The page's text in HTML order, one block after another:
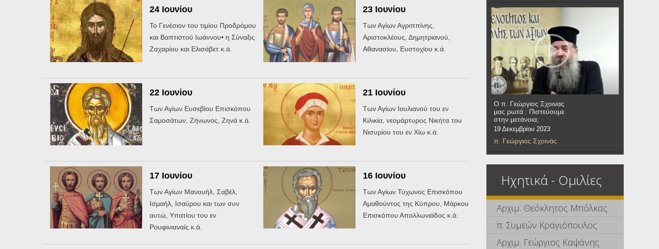
24 Ιουνίου
Το Γενέσιον του τιμίου Προδρόμου
και Βαπτιστού Ιωάννου• η Σύναξις
Ζαχαρίου και Ελισάβετ κ.ά.
23 Ιουνίου
Των Αγίων Αγριππίνης,
Αριστοκλέους, Δημητριανού,
Αθανασίου, Ευστοχίου κ.ά.
22 Ιουνίου
Των Αγίων Ευσεβίου Επισκόπου
Σαμοσάτων, Ζήνωνος, Ζηνά κ.ά.
21 Ιουνίου
Των Αγίων Ιουλιανού του εν
Κιλικία, νεομάρτυρος Νικήτα του
Νισυρίου του εν Χίω κ.ά.
17 Ιουνίου
Των Αγίων Μανουήλ, Σαβέλ,
Ισμαήλ, Ισαύρου και των συν
αυτώ, Υπατίου του εν
Ρουφινιαναίς κ.ά.
16 Ιουνίου
Των Αγίων Τύχωνος Επισκόπου
Αμαθούντος της Κύπρου, Μάρκου
Επισκόπου Απολλωνιάδος κ.ά.
Ο π. Γεώργιος Σχοινας
μας ρωτά : Πιστεύουμε
στην μετάνοια;
19 Δεκεμβρίου 2023
π. Γεώργιος Σχοινάς
Ηχητικά - Ομιλίες
Αρχιμ. Θεόκλητος Μπόλκας
π. Συμεών Κραγιόπουλος
Αρχιμ. Γεώργιος Καψάνης